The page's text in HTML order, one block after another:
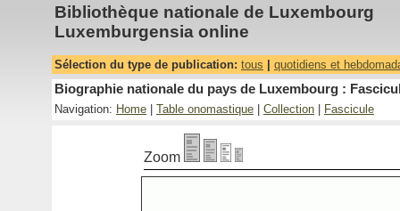
Bibliothèque nationale de Luxembourg
Luxemburgensia online
Sélection du type de publication: tous quotidiens et
Biographie nationale du pays de Luxembourg :
Navigation: Home Table onomastique Collection Fascicule
Zoom